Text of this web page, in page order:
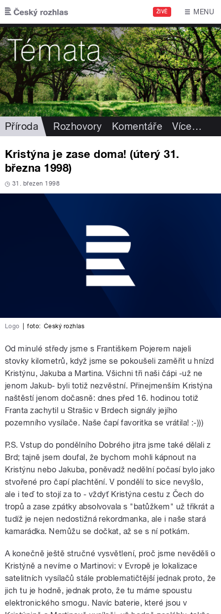
Přejít k hlavnímu obsahu
ŽIVĚ MENU
Příroda Rozhovory Komentáře Více…
Kristýna je zase doma! (úterý 31.
března 1998)
31. březen 1998
Logo foto: Český rozhlas
Od minulé středy jsme s Františkem Pojerem najeli
stovky kilometrů, když jsme se pokoušeli zaměřit u hnízd
Kristýnu, Jakuba a Martina. Všichni tři naši čápi -už ne
jenom Jakub- byli totiž nezvěstní. Přinejmenším Kristýna
naštěstí jenom dočasně: dnes před 16. hodinou totiž
Franta zachytil u Strašic v Brdech signály jejího
pozemního vysílače. Naše čapí favoritka se vrátila! :-)))
P.S. Vstup do pondělního Dobrého jitra jsme také dělali z
Brd; tajně jsem doufal, že bychom mohli kápnout na
Kristýnu nebo Jakuba, poněvadž nedělní počasí bylo jako
stvořené pro čapí plachtění. V pondělí to sice nevyšlo,
ale i teď to stojí za to - vždyť Kristýna cestu z Čech do
tropů a zase zpátky absolvovala s "batůžkem" už třikrát a
tudíž je nejen nedostižná rekordmanka, ale i naše stará
kamarádka. Nemůžu se dočkat, až se s ní potkám.
A konečně ještě stručné vysvětlení, proč jsme nevěděli o
Kristýně a nevíme o Martinovi: v Evropě je lokalizace
satelitních vysílačů stále problematičtější jednak proto, že
jich tu je hodně, jednak proto, že tu máme spoustu
elektronického smogu. Navíc baterie, které jsou v